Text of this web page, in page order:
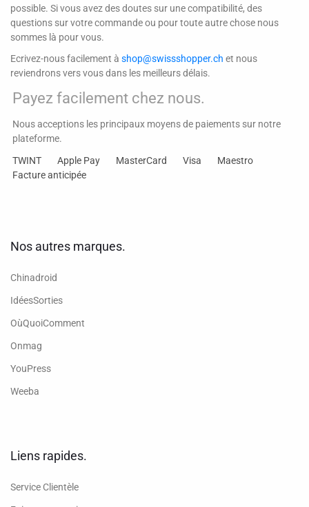
possible. Si vous avez des doutes sur une compatibilité, des
questions sur votre commande ou pour toute autre chose nous
sommes là pour vous.
Ecrivez-nous facilement à shop@swissshopper.ch et nous
reviendrons vers vous dans les meilleurs délais.
Payez facilement chez nous.
Nous acceptions les principaux moyens de paiements sur notre
plateforme.
TWINT
Apple Pay MasterCard Visa
Maestro
Facture anticipée
Nos autres marques.
Chinadroid
IdéesSorties
OùQuoiComment
Onmag
YouPress
Weeba
Liens rapides.
Service Clientèle